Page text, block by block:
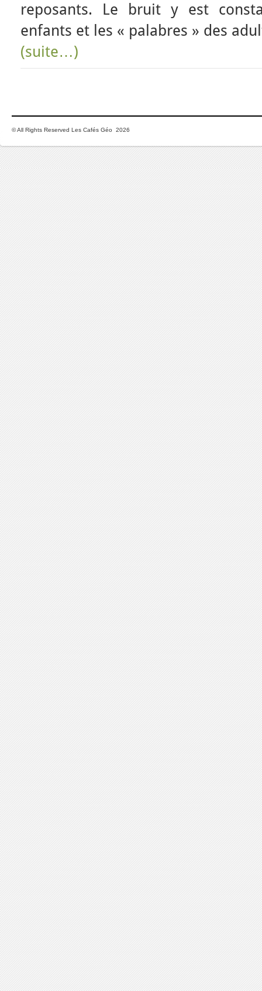
reposants. Le bruit y est
enfants et les « palabres » des
(suite…)
© All Rights Reserved Les Cafés Géo 2026